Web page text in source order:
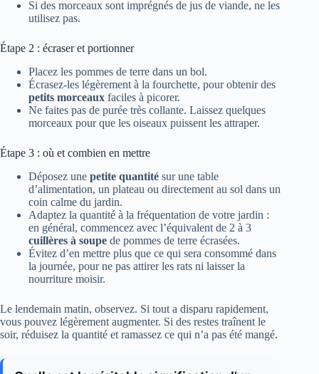
Si des morceaux sont imprégnés de jus de viande, ne les
utilisez pas.
Étape 2 : écraser et portionner
Placez les pommes de terre dans un bol.
Écrasez-les légèrement à la fourchette, pour obtenir des
petits morceaux faciles à picorer.
Ne faites pas de purée très collante. Laissez quelques
morceaux pour que les oiseaux puissent les attraper.
Étape 3 : où et combien en mettre
Déposez une petite quantité sur une table
d’alimentation, un plateau ou directement au sol dans un
coin calme du jardin.
Adaptez la quantité à la fréquentation de votre jardin :
en général, commencez avec l’équivalent de 2 à 3
cuillères à soupe de pommes de terre écrasées.
Évitez d’en mettre plus que ce qui sera consommé dans
la journée, pour ne pas attirer les rats ni laisser la
nourriture moisir.
Le lendemain matin, observez. Si tout a disparu rapidement,
vous pouvez légèrement augmenter. Si des restes traînent le
soir, réduisez la quantité et ramassez ce qui n’a pas été mangé.